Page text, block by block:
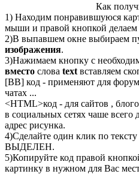
Как
1) Находим понравившуюся
мыши и правой кнопкой делаем
2)В выпавшем окне выбираем
изображения.
3)Нажимаем кнопку с
вместо слова text вставляем
[BB] код - применяют для
чатах ...
<HTML>код - для сайтов ,
в социальных сетях чаше всего
адрес рисунка.
4)Сделайте один клик по
ВЫДЕЛЕН.
5)Копируйте код правой
картинку в нужном для Вас